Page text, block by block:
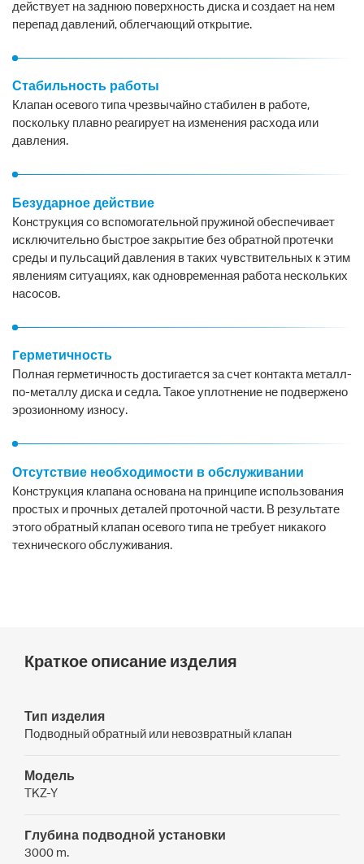
действует на заднюю поверхность диска и создает на нем
перепад давлений, облегчающий открытие.
Стабильность работы
Клапан осевого типа чрезвычайно стабилен в работе,
поскольку плавно реагирует на изменения расхода или
давления.
Безударное действие
Конструкция со вспомогательной пружиной обеспечивает
исключительно быстрое закрытие без обратной протечки
среды и пульсаций давления в таких чувствительных к этим
явлениям ситуациях, как одновременная работа нескольких
насосов.
Герметичность
Полная герметичность достигается за счет контакта металл-
по-металлу диска и седла. Такое уплотнение не подвержено
эрозионному износу.
Отсутствие необходимости в обслуживании
Конструкция клапана основана на принципе использования
простых и прочных деталей проточной части. В результате
этого обратный клапан осевого типа не требует никакого
технического обслуживания.
Краткое описание изделия
Тип изделия
Подводный обратный или невозвратный клапан
Модель
TKZ-Y
Глубина подводной установки
3000 m.